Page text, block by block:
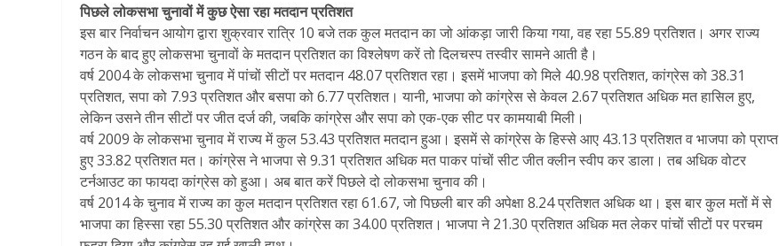
पिछले लोकसभा चुनावों में कुछ ऐसा रहा मतदान प्रतिशत
इस बार निर्वाचन आयोग द्वारा शुक्रवार रात्रि 10 बजे तक कुल मतदान का जो आंकड़ा जारी किया गया, वह रहा 55.89 प्रतिशत। अगर राज्य
गठन के बाद हुए लोकसभा चुनावों के मतदान प्रतिशत का विश्लेषण करें तो दिलचस्प तस्वीर सामने आती है।
वर्ष 2004 के लोकसभा चुनाव में पांचों सीटों पर मतदान 48.07 प्रतिशत रहा। इसमें भाजपा को मिले 40.98 प्रतिशत, कांग्रेस को 38.31
प्रतिशत, सपा को 7.93 प्रतिशत और बसपा को 6.77 प्रतिशत। यानी, भाजपा को कांग्रेस से केवल 2.67 प्रतिशत अधिक मत हासिल हुए,
लेकिन उसने तीन सीटों पर जीत दर्ज की, जबकि कांग्रेस और सपा को एक-एक सीट पर कामयाबी मिली।
वर्ष 2009 के लोकसभा चुनाव में राज्य में कुल 53.43 प्रतिशत मतदान हुआ। इसमें से कांग्रेस के हिस्से आए 43.13 प्रतिशत व भाजपा को प्राप्त
हुए 33.82 प्रतिशत मत। कांग्रेस ने भाजपा से 9.31 प्रतिशत अधिक मत पाकर पांचों सीट जीत क्लीन स्वीप कर डाला। तब अधिक वोटर
टर्नआउट का फायदा कांग्रेस को हुआ। अब बात करें पिछले दो लोकसभा चुनाव की।
वर्ष 2014 के चुनाव में राज्य का कुल मतदान प्रतिशत रहा 61.67, जो पिछली बार की अपेक्षा 8.24 प्रतिशत अधिक था। इस बार कुल मतों में से
भाजपा का हिस्सा रहा 55.30 प्रतिशत और कांग्रेस का 34.00 प्रतिशत। भाजपा ने 21.30 प्रतिशत अधिक मत लेकर पांचों सीटों पर परचम